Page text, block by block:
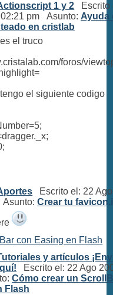
1 y 2 Escrito
pm Asunto: Ayuda
en cristlab
el truco
foros/
el siguiente codigo
Escrito el: 22
Asunto:Crear tu
con Easing en Flash
y artículos
Escrito el: 22 Ago
Cómo crear un
Flash